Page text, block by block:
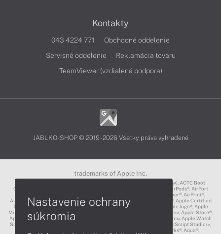
Kontakty
043 4224 771
Obchodné oddelenie
Servisné oddelenie
Reklamácia tovaru
TeamViewer (vzdialená podpora)
JABLKO-SHOP © 2019 - 2026 Všetky práva vyhradené
trademarks of Apple Inc.
3D Touch®, .Mac℠, ACOT2℠, ACOT℠ (Apple Classrooms of Tomorrow), ACTC Boot
Camp℠, AirDrop®, AirMac®, AirPlay Logo™, AirPlay®, AirPods Pro™, AirPods®, AirPort
Express®, AirPort Extreme®, AirPort Time Capsule®, AirPort®, AirPower®, AirPrint®,
AirTunes™, Animoji®, Aperture®, App Nap®, App Store®, Apple CarPlay®, Apple Certified
Trainer℠, Apple Cinema Display®, Apple Consultants Network℠, Apple logo®, Apple
Music®, Apple News®, Apple Pay®, Apple Pencil®, Apple Remote Desktop™, Apple Store®,
Apple Studio Display™, Apple TV®, Apple Wallet™, Apple Watch Edition™, Apple Watch
Sport™, Apple Watch®, Apple®, Apple®, AppleCare®, AppleLink™, AppleScript Studio™,
AppleScript®, AppleShare®, AppleTalk®, AppleVision™, AppleWorks®, Aqua®,
Nastavenie ochrany
súkromia